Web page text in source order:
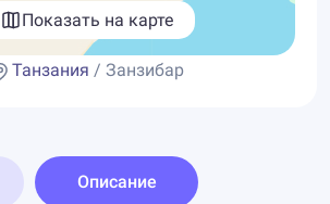
Показать на карте
Танзания / Занзибар
Описание